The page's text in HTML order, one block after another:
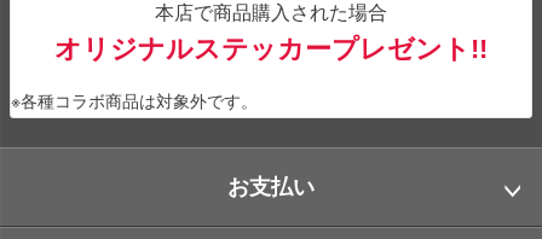
本店で商品購入された場合
オリジナルステッカープレゼント!!
※各種コラボ商品は対象外です。
お支払い